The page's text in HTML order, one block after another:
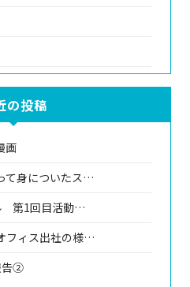
の投稿
画
て身についたス…
第1回目活動…
フィス出社の様…
告②